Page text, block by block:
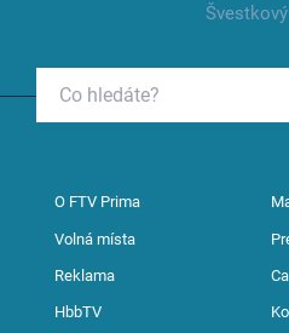
O FTV Prima
Volná místa
Reklama
HbbTV